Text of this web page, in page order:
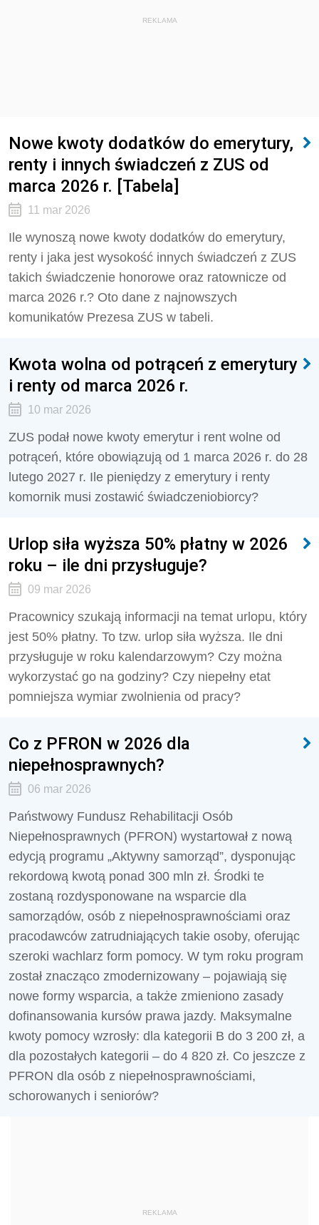
REKLAMA
Nowe kwoty dodatków do emerytury,
renty i innych świadczeń z ZUS od
marca 2026 r. [Tabela]
11 mar 2026
Ile wynoszą nowe kwoty dodatków do emerytury,
renty i jaka jest wysokość innych świadczeń z ZUS
takich świadczenie honorowe oraz ratownicze od
marca 2026 r.? Oto dane z najnowszych
komunikatów Prezesa ZUS w tabeli.
Kwota wolna od potrąceń z emerytury
i renty od marca 2026 r.
10 mar 2026
ZUS podał nowe kwoty emerytur i rent wolne od
potrąceń, które obowiązują od 1 marca 2026 r. do 28
lutego 2027 r. Ile pieniędzy z emerytury i renty
komornik musi zostawić świadczeniobiorcy?
Urlop siła wyższa 50% płatny w 2026
roku – ile dni przysługuje?
09 mar 2026
Pracownicy szukają informacji na temat urlopu, który
jest 50% płatny. To tzw. urlop siła wyższa. Ile dni
przysługuje w roku kalendarzowym? Czy można
wykorzystać go na godziny? Czy niepełny etat
pomniejsza wymiar zwolnienia od pracy?
Co z PFRON w 2026 dla
niepełnosprawnych?
06 mar 2026
Państwowy Fundusz Rehabilitacji Osób
Niepełnosprawnych (PFRON) wystartował z nową
edycją programu „Aktywny samorząd”, dysponując
rekordową kwotą ponad 300 mln zł. Środki te
zostaną rozdysponowane na wsparcie dla
samorządów, osób z niepełnosprawnościami oraz
pracodawców zatrudniających takie osoby, oferując
szeroki wachlarz form pomocy. W tym roku program
został znacząco zmodernizowany – pojawiają się
nowe formy wsparcia, a także zmieniono zasady
dofinansowania kursów prawa jazdy. Maksymalne
kwoty pomocy wzrosły: dla kategorii B do 3 200 zł, a
dla pozostałych kategorii – do 4 820 zł. Co jeszcze z
PFRON dla osób z niepełnosprawnościami,
schorowanych i seniorów?
REKLAMA